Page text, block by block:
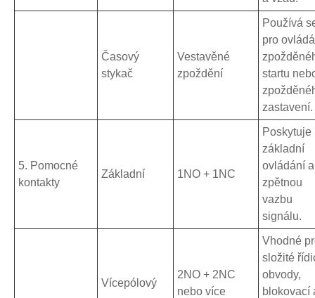
Časový
stykač
Vestavěné
zpoždění
Používá
pro
startu
zastavení.
5. Pomocné
kontakty
Základní 1NO + 1NC
Poskytuje
základní
ovládání a
zpětnou
vazbu
signálu.
Vícepólový
2NO + 2NC
nebo více
Vhodné
složité
obvody,
blokovací